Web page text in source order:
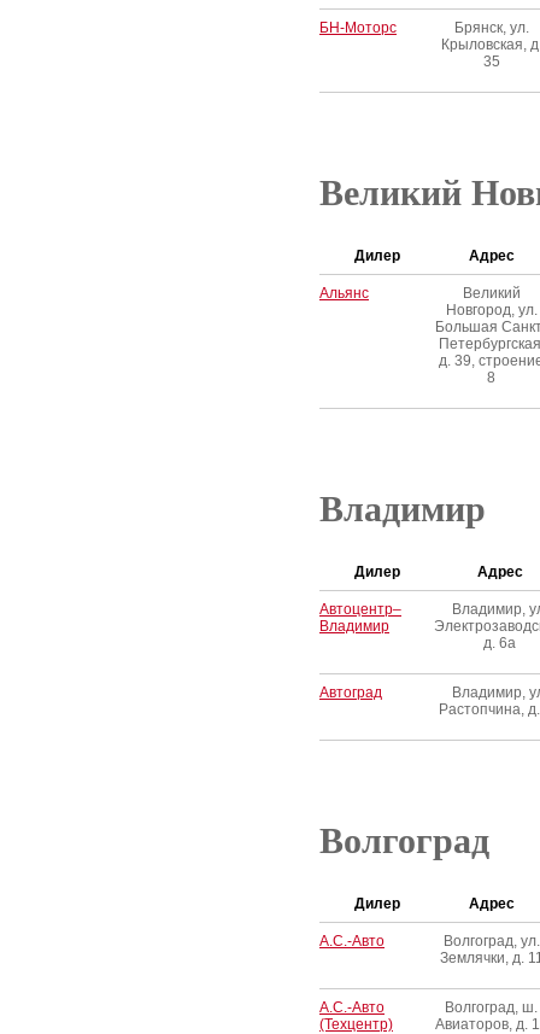
БН-Моторс
Брянск, ул.
Крыловская,
35
Великий
Дилер Адрес
Альянс
Великий
Новгород, ул.
Большая
д. 39,
8
Владимир
Дилер Адрес
Автоцентр–
Владимир
Владимир,
д. 6а
Автоград
Владимир,
Растопчина,
Волгоград
Дилер Адрес
А.С.-Авто
Волгоград, ул.
Землячки, д.
А.С.-Авто
(Техцентр)
Волгоград, ш.
Авиаторов, д.